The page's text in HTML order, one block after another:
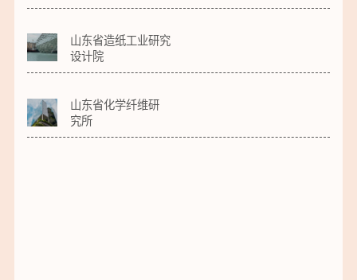
山东省造纸工业研究
设计院
山东省化学纤维研
究所